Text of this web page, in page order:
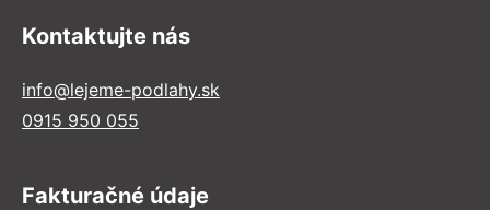
Kontaktujte nás
info@lejeme-podlahy.sk
0915 950 055
Fakturačné údaje